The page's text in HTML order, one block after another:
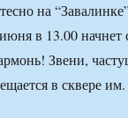
на
в 13.00 начнет
Звени,
в сквере